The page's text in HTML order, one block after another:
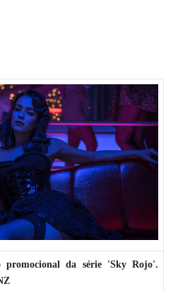
promocional da série 'Sky Rojo'.